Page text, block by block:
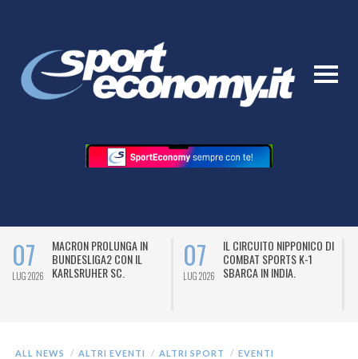
07
LUG 2026
MACRON PROLUNGA IN
BUNDESLIGA2 CON IL
KARLSRUHER SC.
07
LUG 2026
IL CIRCUITO NIPPONICO DI
COMBAT SPORTS K-1
SBARCA IN INDIA.
ALL NEWS ALTRI EVENTI ALTRI SPORT
EVENTI